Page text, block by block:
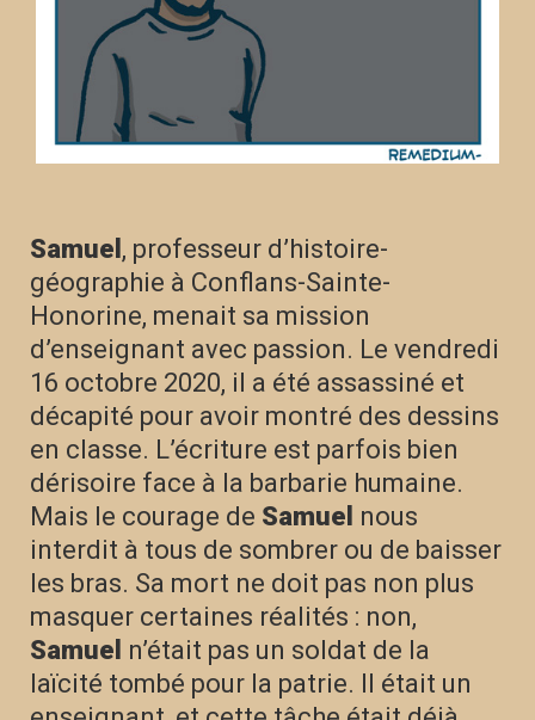
Samuel , professeur d’histoire-
géographie à Conflans-Sainte-
Honorine, menait sa mission
d’enseignant avec passion. Le vendredi
16 octobre 2020, il a été assassiné et
décapité pour avoir montré des dessins
en classe. L’écriture est parfois bien
dérisoire face à la barbarie humaine.
Mais le courage de Samuel nous
interdit à tous de sombrer ou de baisser
les bras. Sa mort ne doit pas non plus
masquer certaines réalités : non,
Samuel n’était pas un soldat de la
laïcité tombé pour la patrie. Il était un